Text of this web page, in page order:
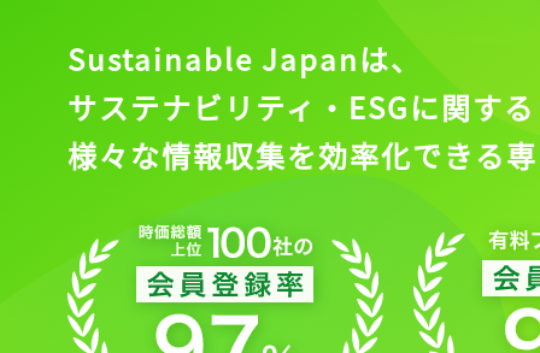
Sustainable Japanは、
サステナビリティ・ESGに関する
様々な情報収集を効率化できる